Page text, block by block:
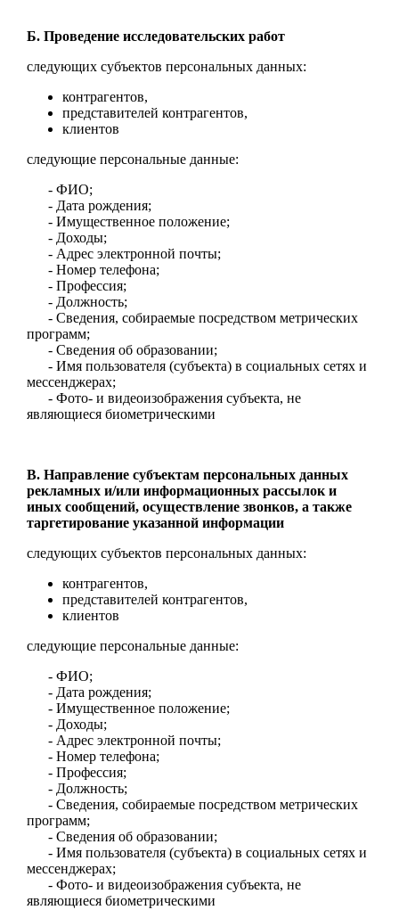
Б. Проведение исследовательских работ
следующих субъектов персональных данных:
контрагентов,
представителей контрагентов,
клиентов
следующие персональные данные:
- ФИО;
- Дата рождения;
- Имущественное положение;
- Доходы;
- Адрес электронной почты;
- Номер телефона;
- Профессия;
- Должность;
- Сведения, собираемые посредством метрических
программ;
- Сведения об образовании;
- Имя пользователя (субъекта) в социальных сетях и
мессенджерах;
- Фото- и видеоизображения субъекта, не
являющиеся биометрическими
В. Направление субъектам персональных данных
рекламных и/или информационных рассылок и
иных сообщений, осуществление звонков, а также
таргетирование указанной информации
следующих субъектов персональных данных:
контрагентов,
представителей контрагентов,
клиентов
следующие персональные данные:
- ФИО;
- Дата рождения;
- Имущественное положение;
- Доходы;
- Адрес электронной почты;
- Номер телефона;
- Профессия;
- Должность;
- Сведения, собираемые посредством метрических
программ;
- Сведения об образовании;
- Имя пользователя (субъекта) в социальных сетях и
мессенджерах;
- Фото- и видеоизображения субъекта, не
являющиеся биометрическими